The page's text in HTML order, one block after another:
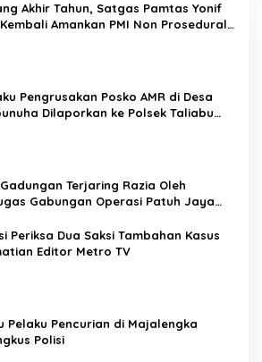
Akhir Tahun, Satgas Pamtas Yonif
Kembali Amankan PMI Non Prosedural
Pengrusakan Posko AMR di Desa
Dilaporkan ke Polsek Taliabu
Terjaring Razia Oleh
Gabungan Operasi Patuh Jaya
Periksa Dua Saksi Tambahan Kasus
Editor Metro TV
Pelaku Pencurian di Majalengka
Polisi